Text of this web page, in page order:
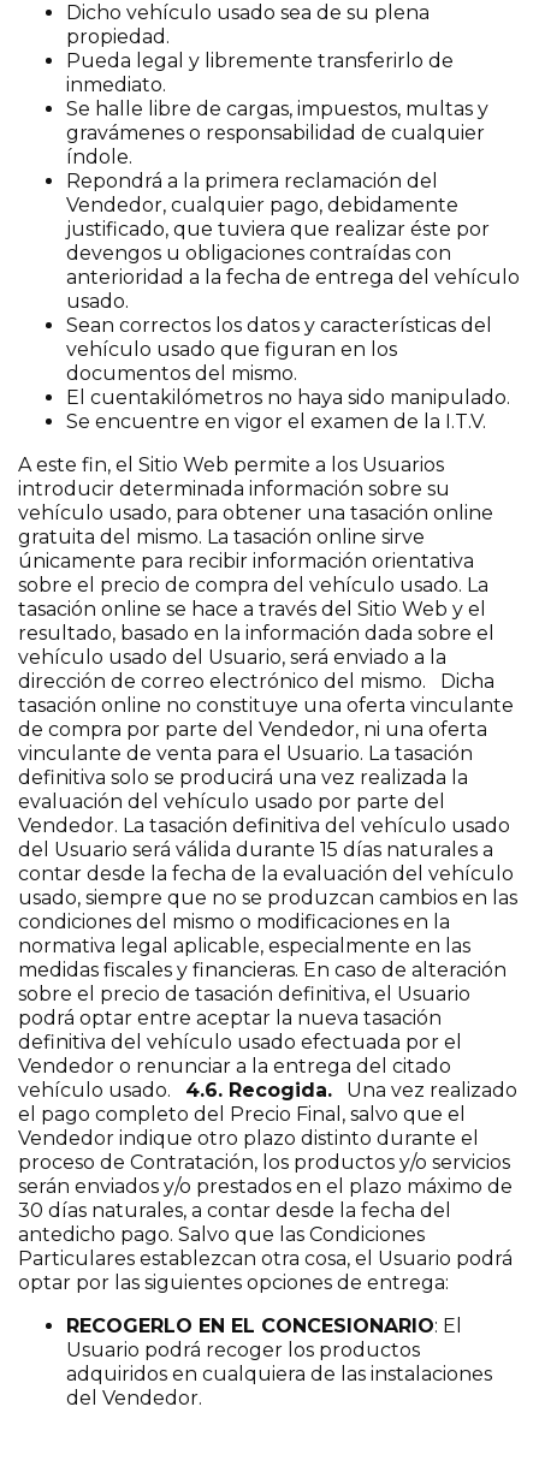
Dicho vehículo usado sea de su plena
propiedad.
Pueda legal y libremente transferirlo de
inmediato.
Se halle libre de cargas, impuestos, multas y
gravámenes o responsabilidad de cualquier
índole.
Repondrá a la primera reclamación del
Vendedor, cualquier pago, debidamente
justificado, que tuviera que realizar éste por
devengos u obligaciones contraídas con
anterioridad a la fecha de entrega del vehículo
usado.
Sean correctos los datos y características del
vehículo usado que figuran en los
documentos del mismo.
El cuentakilómetros no haya sido manipulado.
Se encuentre en vigor el examen de la I.T.V.
A este fin, el Sitio Web permite a los Usuarios
introducir determinada información sobre su
vehículo usado, para obtener una tasación online
gratuita del mismo. La tasación online sirve
únicamente para recibir información orientativa
sobre el precio de compra del vehículo usado. La
tasación online se hace a través del Sitio Web y el
resultado, basado en la información dada sobre el
vehículo usado del Usuario, será enviado a la
dirección de correo electrónico del mismo. Dicha
tasación online no constituye una oferta vinculante
de compra por parte del Vendedor, ni una oferta
vinculante de venta para el Usuario. La tasación
definitiva solo se producirá una vez realizada la
evaluación del vehículo usado por parte del
Vendedor. La tasación definitiva del vehículo usado
del Usuario será válida durante 15 días naturales a
contar desde la fecha de la evaluación del vehículo
usado, siempre que no se produzcan cambios en las
condiciones del mismo o modificaciones en la
normativa legal aplicable, especialmente en las
medidas fiscales y financieras. En caso de alteración
sobre el precio de tasación definitiva, el Usuario
podrá optar entre aceptar la nueva tasación
definitiva del vehículo usado efectuada por el
Vendedor o renunciar a la entrega del citado
vehículo usado. 4.6. Recogida. Una vez realizado
el pago completo del Precio Final, salvo que el
Vendedor indique otro plazo distinto durante el
proceso de Contratación, los productos y/o servicios
serán enviados y/o prestados en el plazo máximo de
30 días naturales, a contar desde la fecha del
antedicho pago. Salvo que las Condiciones
Particulares establezcan otra cosa, el Usuario podrá
optar por las siguientes opciones de entrega:
RECOGERLO EN EL CONCESIONARIO: El
Usuario podrá recoger los productos
adquiridos en cualquiera de las instalaciones
del Vendedor.